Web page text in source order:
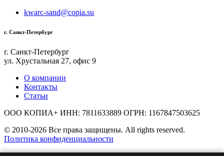
kwarc-sand@copia.su
г. Санкт-Петербург
г. Санкт-Петербург
ул. Хрустальная 27, офис 9
О компании
Контакты
Статьи
ООО КОПИА+ ИНН: 7811633889 ОГРН: 1167847503625
© 2010-2026 Все права защищены. All rights reserved.
Политика конфиденциальности